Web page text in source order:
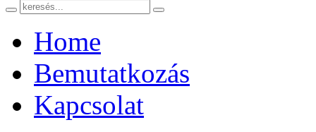
Home
Bemutatkozás
Kapcsolat